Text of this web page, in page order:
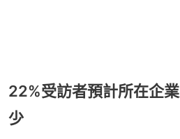
22%受訪者預計所在企
少